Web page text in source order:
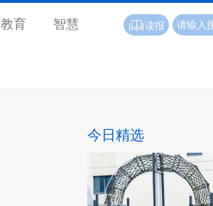
教育 智慧 读报
今日精选